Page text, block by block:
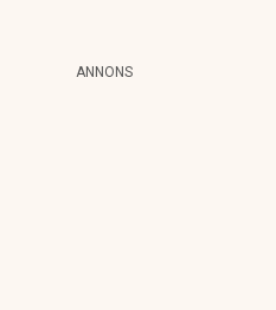
ANNONS